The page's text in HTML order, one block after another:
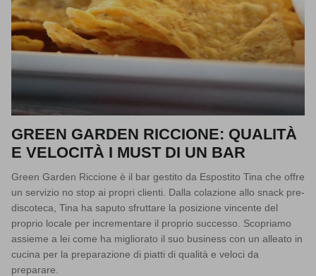
GREEN GARDEN RICCIONE: QUALITÀ
E VELOCITÀ I MUST DI UN BAR
Green Garden Riccione è il bar gestito da Espostito Tina che offre
un servizio no stop ai propri clienti. Dalla colazione allo snack pre-
discoteca, Tina ha saputo sfruttare la posizione vincente del
proprio locale per incrementare il proprio successo. Scopriamo
assieme a lei come ha migliorato il suo business con un alleato in
cucina per la preparazione di piatti di qualità e veloci da
preparare.